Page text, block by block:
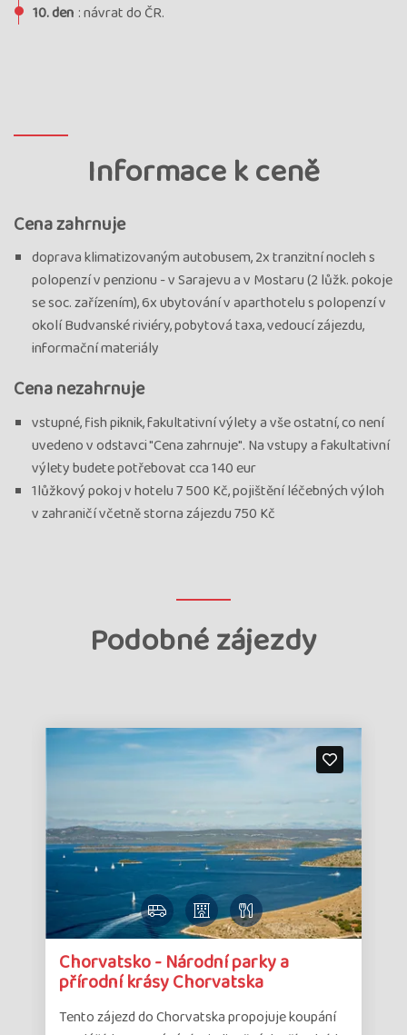
10. den : návrat do ČR.
Informace k ceně
Cena zahrnuje
doprava klimatizovaným autobusem, 2x tranzitní nocleh s
polopenzí v penzionu - v Sarajevu a v Mostaru (2 lůžk. pokoje
se soc. zařízením), 6x ubytování v aparthotelu s polopenzí v
okolí Budvanské riviéry, pobytová taxa, vedoucí zájezdu,
informační materiály
Cena nezahrnuje
vstupné, fish piknik, fakultativní výlety a vše ostatní, co není
uvedeno v odstavci "Cena zahrnuje". Na vstupy a fakultativní
výlety budete potřebovat cca 140 eur
1lůžkový pokoj v hotelu 7 500 Kč, pojištění léčebných výloh
v zahraničí včetně storna zájezdu 750 Kč
Podobné zájezdy
Chorvatsko - Národní parky a
přírodní krásy Chorvatska
Tento zájezd do Chorvatska propojuje koupání
Detail
zájezdu